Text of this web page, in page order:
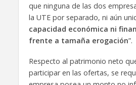
que ninguna de las dos
la UTE por separado, ni aún
capacidad económica ni
frente a tamaña erogación”.
Respecto al patrimonio neto
participar en las ofertas, se